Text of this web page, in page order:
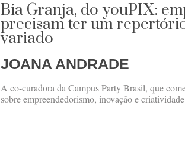
Bia Granja, do youPIX:
precisam ter um
variado
JOANA ANDRADE
A co-curadora da Campus Party Brasil, que
sobre empreendedorismo, inovação e criatividade